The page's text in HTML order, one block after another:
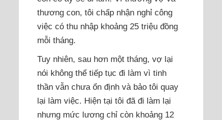
thương con, tôi chấp nhận nghỉ công
việc có thu nhập khoảng 25 triệu đồng
mỗi tháng.
Tuy nhiên, sau hơn một tháng, vợ lại
nói không thể tiếp tục đi làm vì tinh
thần vẫn chưa ổn định và bảo tôi quay
lại làm việc. Hiện tại tôi đã đi làm lại
nhưng mức lương chỉ còn khoảng 12